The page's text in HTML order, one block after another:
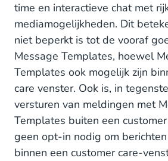
time en interactieve chat met
mediamogelijkheden. Dit
niet beperkt is tot de vooraf
Message Templates, hoewel
Templates ook mogelijk zijn
care venster. Ook is, in
versturen van meldingen met
Templates buiten een
geen opt-in nodig om
binnen een customer care-